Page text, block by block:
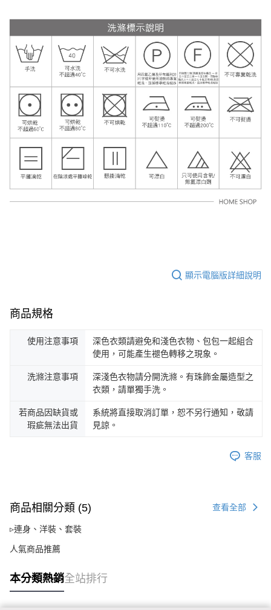
顯示電腦版詳細說明
商品規格
使用注意事項
深色衣類請避免和淺色衣物、包包一起組合
使用，可能產生褪色轉移之現象。
洗滌注意事項
深淺色衣物請分開洗滌。有珠飾金屬造型之
衣類，請單獨手洗。
若商品因缺貨或
瑕疵無法出貨
系統將直接取消訂單，恕不另行通知，敬請
見諒。
客服
商品相關分類 (5) 查看全部
▹連身、洋裝、套裝
人氣商品推薦
本分類熱銷全站排行